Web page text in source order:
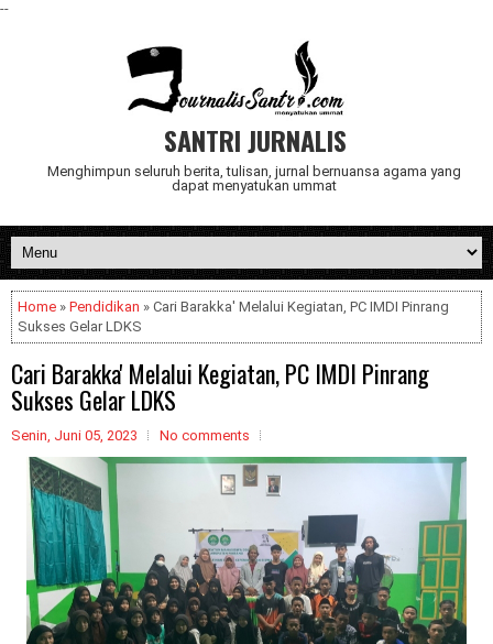
--
SANTRI JURNALIS
Menghimpun seluruh berita, tulisan, jurnal bernuansa agama yang
dapat menyatukan ummat
Home » Pendidikan » Cari Barakka' Melalui Kegiatan, PC IMDI Pinrang
Sukses Gelar LDKS
Cari Barakka' Melalui Kegiatan, PC IMDI Pinrang
Sukses Gelar LDKS
Senin, Juni 05, 2023 No comments